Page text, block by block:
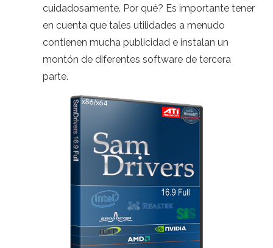
cuidadosamente. Por qué? Es importante tener
en cuenta que tales utilidades a menudo
contienen mucha publicidad e instalan un
montón de diferentes software de tercera
parte.